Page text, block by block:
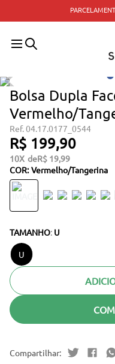
Bolsa Dupla
Vermelho/
04.17.0177_0544
R$ 199,90
10 R$ 19,99
COR: Vermelho/tangerina
TAMANHO: U
U